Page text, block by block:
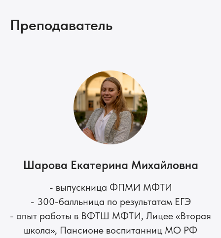
Преподаватель
Шарова Екатерина Михайловна
- выпускница ФПМИ МФТИ
- 300-балльница по результатам ЕГЭ
- опыт работы в ВФТШ МФТИ, Лицее «Вторая
школа», Пансионе воспитанниц МО РФ